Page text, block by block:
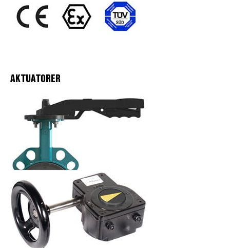
AKTUATORER